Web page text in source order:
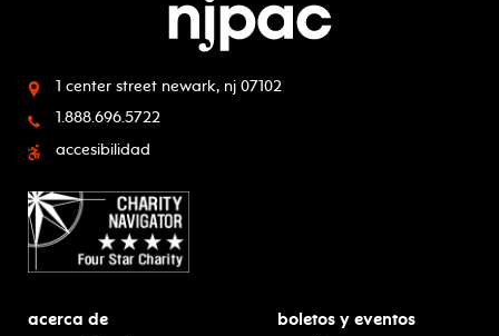
1 center street newark, nj 07102
1.888.696.5722
accesibilidad
acerca de boletos y eventos